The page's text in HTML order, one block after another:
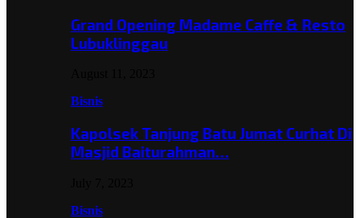
Grand Opening Madame Caffe & Resto
Lubuklinggau
Bisnis
Kapolsek Tanjung Batu Jumat Curhat Di
Masjid Baiturahman…
Bisnis